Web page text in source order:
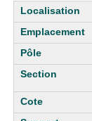
Liste des